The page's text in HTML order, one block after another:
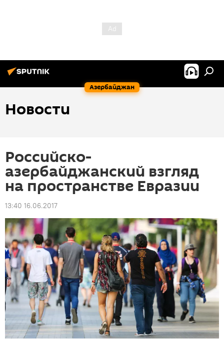
Азербайджан
Новости
Российско-
азербайджанский взгляд
на пространстве Евразии
13:40 16.06.2017